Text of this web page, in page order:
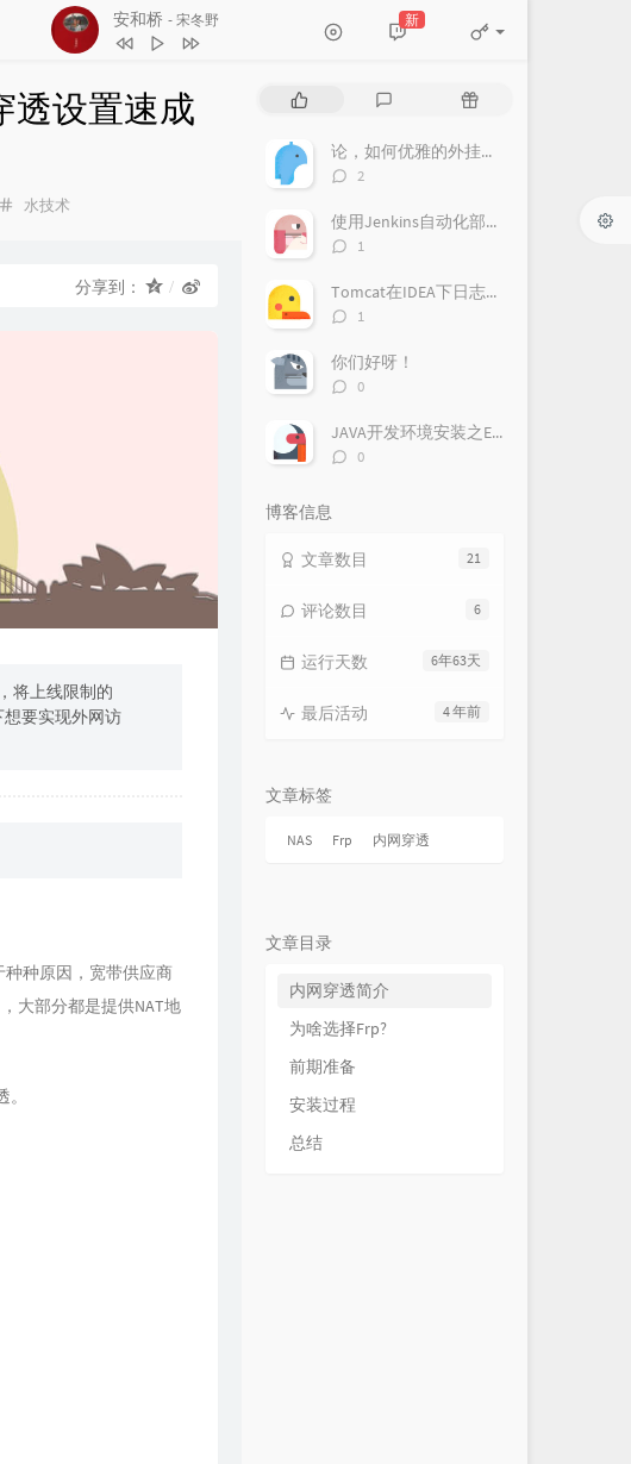
安和桥 - 宋冬野
2 传奇
李健
谢霆锋
宝石Gem
Of Beyond)
Fort Minor / Styles of Beyond
新
透设置速成
分
水技术
分享到：
将上线限制的
要实现外网访
种原因，宽带供应商
大部分都是提供NAT地
评
随
文论，如何优雅的外挂全英字幕学习英语啊
评
数：
2
使用Jenkins自动化部署前后端
评
数：
1
Tomcat在IDEA下日志乱码
评
数：
1
你们好呀！
评
数：
0
JAVA开发环境安装之Eclipse IDE
评
0
博客信息
21
文章数目
6
评论数目
6年63天
运行天数
4 年前
最后活动
文章标签
NAS Frp 内网穿透
文章目录
内网穿透简介
为啥选择Frp?
前期准备
安装过程
总结